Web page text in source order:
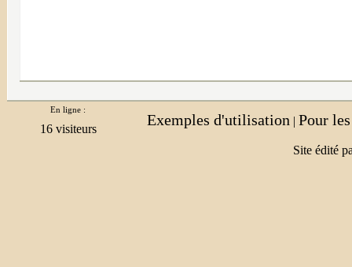
En ligne :
Exemples d'utilisation | Pour
Site édité